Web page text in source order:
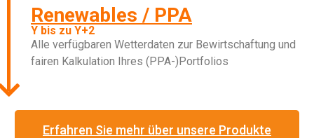
Renewables / PPA
Y bis zu Y+2
Alle verfügbaren Wetterdaten zur Bewirtschaftung und
fairen Kalkulation Ihres (PPA-)Portfolios
Erfahren Sie mehr über unsere Produkte